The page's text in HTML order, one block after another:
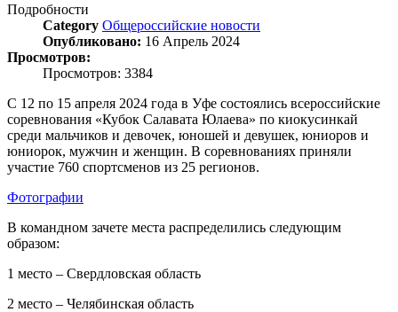
Подробности
Category Общероссийские новости
Опубликовано: 16 Апрель 2024
Просмотров:
Просмотров: 3384
С 12 по 15 апреля 2024 года в Уфе состоялись всероссийские
соревнования «Кубок Салавата Юлаева» по киокусинкай
среди мальчиков и девочек, юношей и девушек, юниоров и
юниорок, мужчин и женщин. В соревнованиях приняли
участие 760 спортсменов из 25 регионов.
Фотографии
В командном зачете места распределились следующим
образом:
1 место – Свердловская область
2 место – Челябинская область